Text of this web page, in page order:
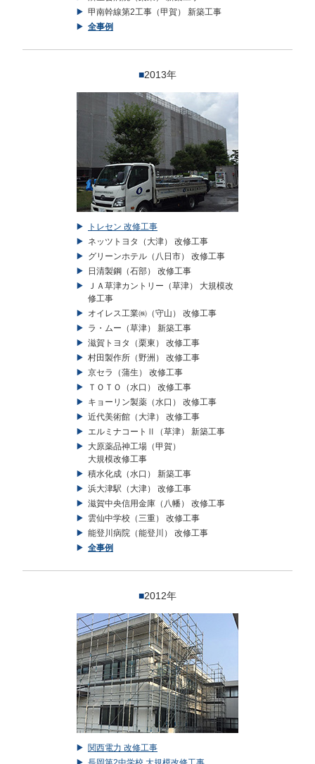
甲南幹線第2工事（甲賀） 新築工事
全事例
■2013年
トレセン 改修工事
ネッツトヨタ（大津） 改修工事
グリーンホテル（八日市） 改修工事
日清製鋼（石部） 改修工事
ＪＡ草津カントリー（草津） 大規模改
修工事
オイレス工業㈱（守山） 改修工事
ラ・ムー（草津） 新築工事
滋賀トヨタ（栗東） 改修工事
村田製作所（野洲） 改修工事
京セラ（蒲生） 改修工事
ＴＯＴＯ（水口） 改修工事
キョーリン製薬（水口） 改修工事
近代美術館（大津） 改修工事
エルミナコートⅡ（草津） 新築工事
大原薬品神工場（甲賀）
大規模改修工事
積水化成（水口） 新築工事
浜大津駅（大津） 改修工事
滋賀中央信用金庫（八幡） 改修工事
雲仙中学校（三重） 改修工事
能登川病院（能登川） 改修工事
全事例
■2012年
関西電力 改修工事